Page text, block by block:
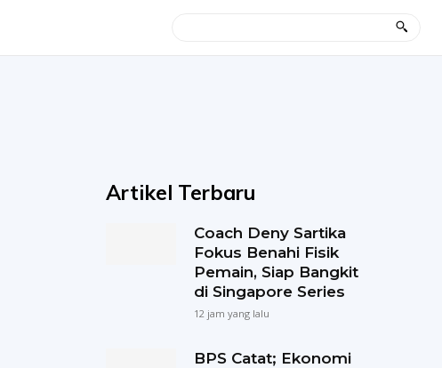
Artikel Terbaru
Coach Deny Sartika
Fokus Benahi Fisik
Pemain, Siap Bangkit
di Singapore Series
12 jam yang lalu
BPS Catat; Ekonomi